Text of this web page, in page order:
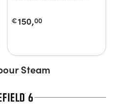
€150,00
Steam